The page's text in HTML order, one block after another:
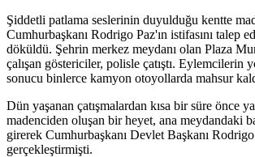
Şiddetli patlama seslerinin duyulduğu kentte
Cumhurbaşkanı Rodrigo Paz'ın istifasını talep
döküldü. Şehrin merkez meydanı olan Plaza
çalışan göstericiler, polisle çatıştı. Eylemcilerin
sonucu binlerce kamyon otoyollarda mahsur
Dün yaşanan çatışmalardan kısa bir süre önce
madenciden oluşan bir heyet, ana meydandaki
girerek Cumhurbaşkanı Devlet Başkanı
gerçekleştirmişti.